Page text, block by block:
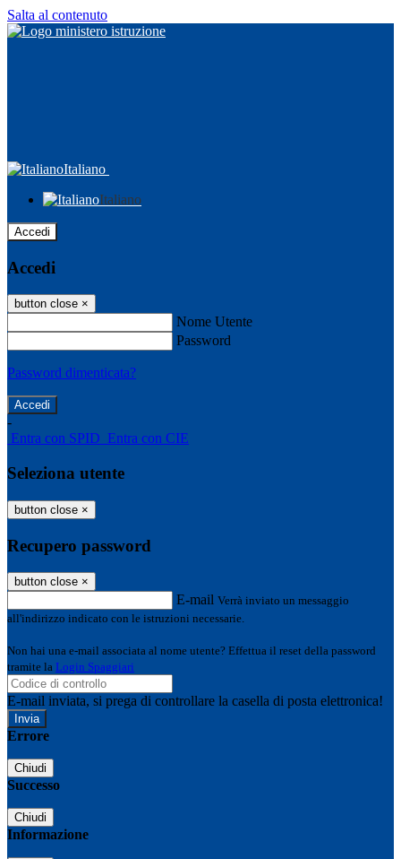
Salta al contenuto
Italiano
Italiano
Accedi
Accedi
button close ×
Nome Utente
Password
Password dimenticata?
-
Entra con SPID Entra con CIE
Seleziona utente
button close ×
Recupero password
button close ×
E-mail Verrà inviato un messaggio
all'indirizzo indicato con le istruzioni necessarie.
Non hai una e-mail associata al nome utente? Effettua il reset della password
tramite la Login Spaggiari
E-mail inviata, si prega di controllare la casella di posta elettronica!
Errore
Chiudi
Successo
Chiudi
Informazione